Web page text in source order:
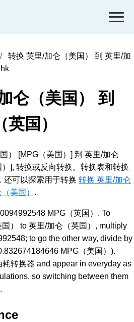
转换 英里/加仑（美国） 到 英里/加
仑（美国） 到
国）
） [MPG（美国）] 到 英里/加仑
）], 转换或反向转换。转换表和转换
还可以探索用于转换 转换 英里/加仑
美国） .
MPG（英国）. To
） to 英里/加仑（英国）, multiply
to go the other way, divide by
MPG（美国）).
耗转换器 and appear in everyday as
so switching between them